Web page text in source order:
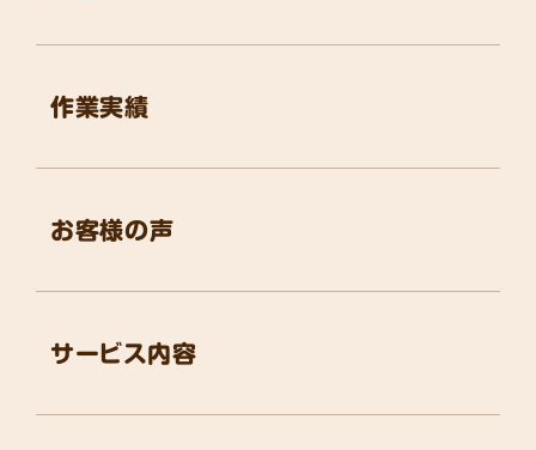
作業実績
お客様の声
サービス内容